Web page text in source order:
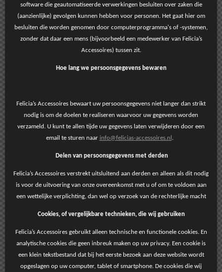
software die geautomatiseerde verwerkingen besluiten over zaken die
(aanzienlijke) gevolgen kunnen hebben voor personen. Het gaat hier om
besluiten die worden genomen door computerprogramma's of -systemen,
zonder dat daar een mens (bijvoorbeeld een medewerker van Felicia’s
Accessoires) tussen zit.
Hoe lang we persoonsgegevens bewaren
Felicia’s Accessoires bewaart uw persoonsgegevens niet langer dan strikt
nodig is om de doelen te realiseren waarvoor uw gegevens worden
verzameld. U kunt te allen tijde uw gegevens laten verwijderen door een
email te sturen naar info@felicias-accessoires.nl .
Delen van persoonsgegevens met derden
Felicia’s Accessoires verstrekt uitsluitend aan derden en alleen als dit nodig
is voor de uitvoering van onze overeenkomst met u of om te voldoen aan
een wettelijke verplichting, dan wel op verzoek van de rechterlijke macht
Cookies, of vergelijkbare technieken, die wij gebruiken
Felicia’s Accessoires gebruikt alleen technische en functionele cookies. En
analytische cookies die geen inbreuk maken op uw privacy. Een cookie is
een klein tekstbestand dat bij het eerste bezoek aan deze website wordt
opgeslagen op uw computer, tablet of smartphone. De cookies die wij